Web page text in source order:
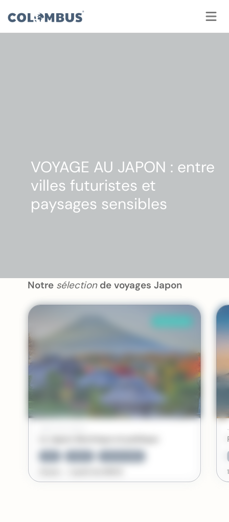
VOYAGE AU JAPON : entre
villes futuristes et
paysages sensibles
Notre sélectionde voyages Japon